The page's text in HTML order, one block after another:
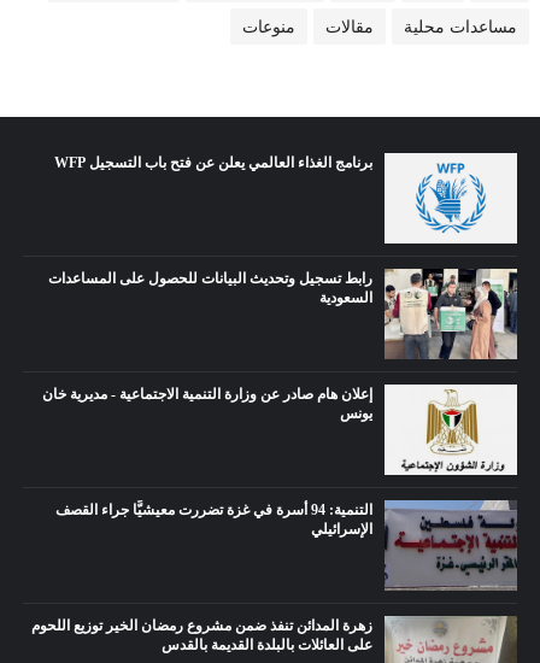
مساعدات محلية مقالات منوعات
برنامج الغذاء العالمي يعلن عن فتح باب التسجيل WFP
رابط تسجيل وتحديث البيانات للحصول على المساعدات
السعودية
إعلان هام صادر عن وزارة التنمية الاجتماعية - مديرية خان
يونس
التنمية: 94 أسرة في غزة تضررت معيشيًّا جراء القصف
الإسرائيلي
زهرة المدائن تنفذ ضمن مشروع رمضان الخير توزيع اللحوم
على العائلات بالبلدة القديمة بالقدس